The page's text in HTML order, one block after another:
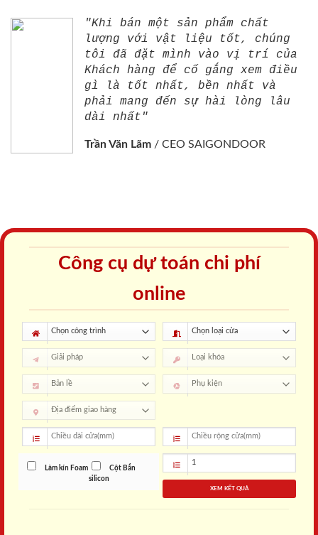
"Khi bán một sản phẩm chất
lượng với vật liệu tốt, chúng
tôi đã đặt mình vào vị trí của
Khách hàng để cố gắng xem điều
gì là tốt nhất, bền nhất và
phải mang đến sự hài lòng lâu
dài nhất"
Trần Văn Lãm / CEO SAIGONDOOR
Công cụ dự toán chi phí
online
Làm kín Foam
Cột Bắn
silicon
XEM KẾT QUẢ